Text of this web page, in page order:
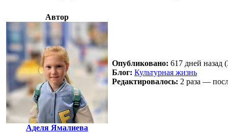
Автор
Аделя Ямалиева
Опубликовано: 617 дней назад
Блог: Культурная жизнь
Редактировалось: 2 раза —